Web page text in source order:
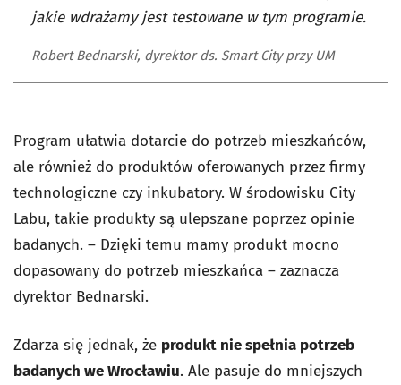
jakie wdrażamy jest testowane w tym programie.
Robert Bednarski, dyrektor ds. Smart City przy UM
Program ułatwia dotarcie do potrzeb mieszkańców,
ale również do produktów oferowanych przez firmy
technologiczne czy inkubatory. W środowisku City
Labu, takie produkty są ulepszane poprzez opinie
badanych. – Dzięki temu mamy produkt mocno
dopasowany do potrzeb mieszkańca – zaznacza
dyrektor Bednarski.
Zdarza się jednak, że produkt nie spełnia potrzeb
badanych we Wrocławiu. Ale pasuje do mniejszych